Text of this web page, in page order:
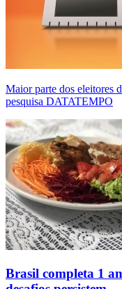
Maior parte dos eleitores
pesquisa DATATEMPO
Brasil completa 1